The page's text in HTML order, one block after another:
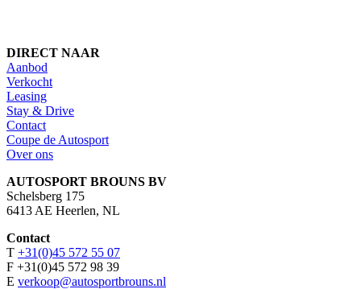
DIRECT NAAR
Aanbod
Verkocht
Leasing
Stay & Drive
Contact
Coupe de Autosport
Over ons
AUTOSPORT BROUNS BV
Schelsberg 175
6413 AE Heerlen, NL
Contact
T +31(0)45 572 55 07
F +31(0)45 572 98 39
E verkoop@autosportbrouns.nl